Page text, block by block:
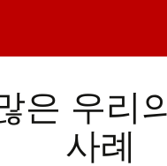
은 우리
사례